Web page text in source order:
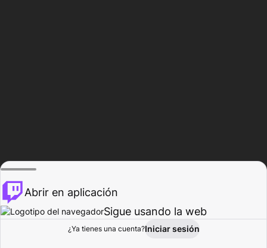
Explorar Actividad
Abrir en aplicación
Sigue usando la web
¿Ya tienes una cuenta?Iniciar sesión